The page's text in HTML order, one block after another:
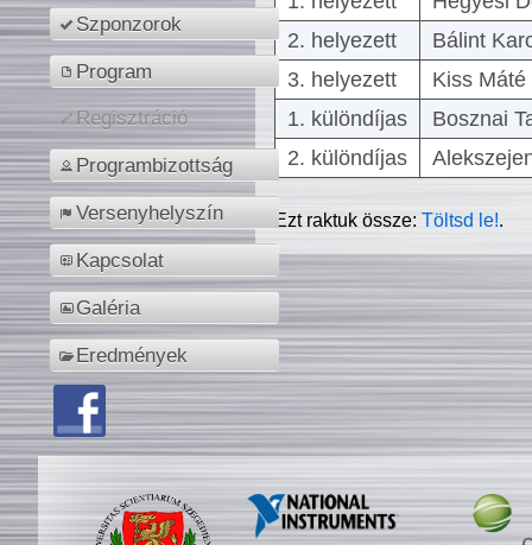
Szponzorok
Program
Regisztráció
Programbizottság
Versenyhelyszín
Kapcsolat
Galéria
Eredmények
2. helyezett
Bálint
3. helyezett
Kiss
1. különdíjas
Bosznai
2. különdíjas
Ezt raktuk össze:Töltsd le!.